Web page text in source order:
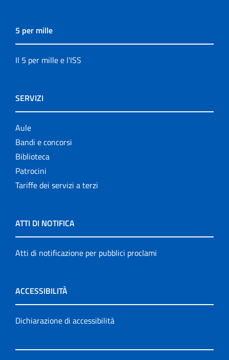
5 per mille
Il 5 per mille e l'ISS
SERVIZI
Aule
Bandi e concorsi
Biblioteca
Patrocini
Tariffe dei servizi a terzi
ATTI DI NOTIFICA
Atti di notificazione per pubblici proclami
ACCESSIBILITÀ
Dichiarazione di accessibilità